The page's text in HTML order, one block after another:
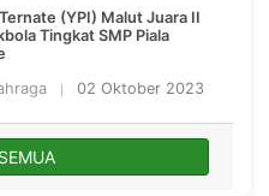
(YPI) Malut Juara II
Tingkat SMP Piala
02 Oktober 2023